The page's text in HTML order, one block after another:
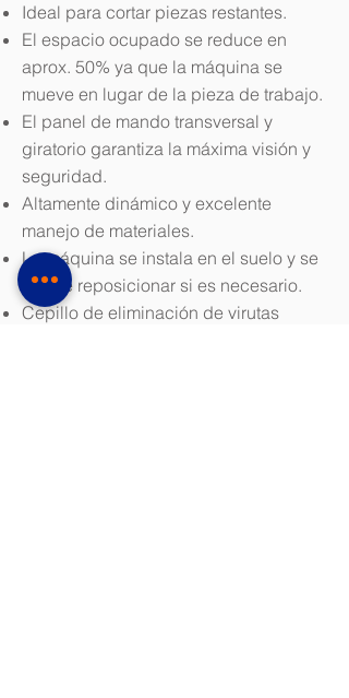
Ideal para cortar piezas restantes.
El espacio ocupado se reduce en
aprox. 50% ya que la máquina se
mueve en lugar de la pieza de trabajo.
El panel de mando transversal y
giratorio garantiza la máxima visión y
seguridad.
Altamente dinámico y excelente
manejo de materiales.
La máquina se instala en el suelo y se
puede reposicionar si es necesario.
Cepillo de eliminación de virutas